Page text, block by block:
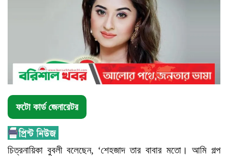
ফটো কার্ড জেনারেটর
চিত্রনায়িকা বুবলী বলেছেন, ‘শেহজাদ তার বাবার মতো। আমি গল্প